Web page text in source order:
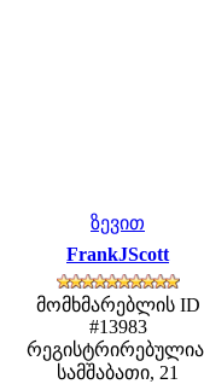
ზევით
FrankJScott
მომხმარებლის ID
#13983
სამშაბათი, 21